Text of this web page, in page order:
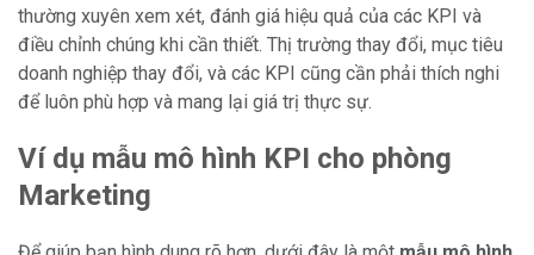
thường xuyên xem xét, đánh giá hiệu quả của các KPI và
điều chỉnh chúng khi cần thiết. Thị trường thay đổi, mục tiêu
doanh nghiệp thay đổi, và các KPI cũng cần phải thích nghi
để luôn phù hợp và mang lại giá trị thực sự.
Ví dụ mẫu mô hình KPI cho phòng
Marketing